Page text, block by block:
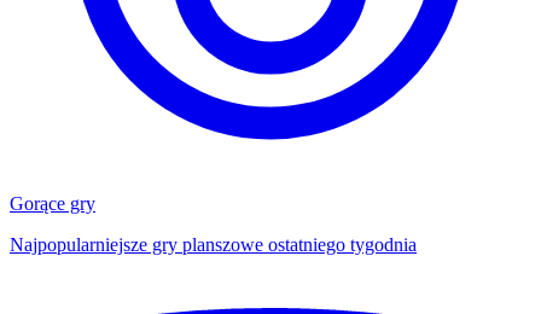
Gorące gry
Najpopularniejsze gry planszowe ostatniego tygodnia